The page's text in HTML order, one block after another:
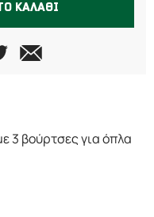
ΚΑΛΑΘΙ
3 βούρτσες για όπλα